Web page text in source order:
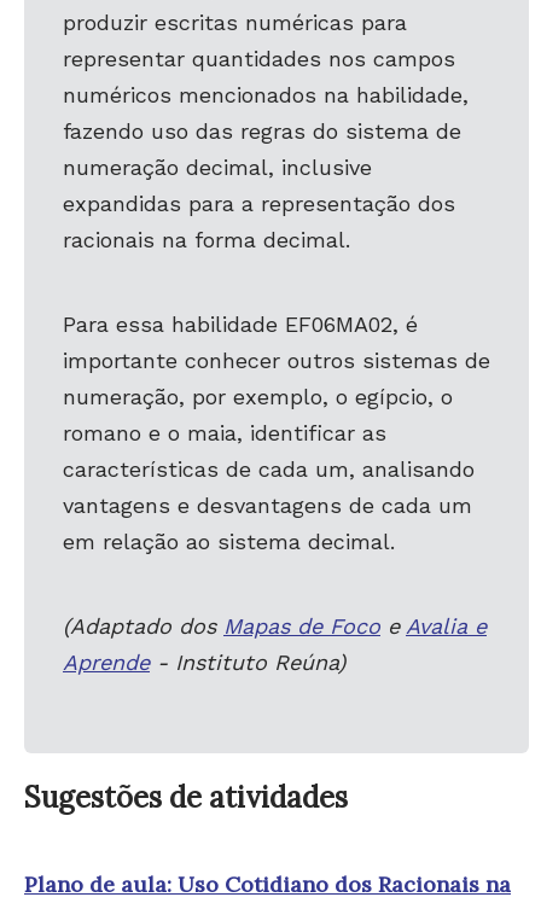
produzir escritas numéricas para
representar quantidades nos campos
numéricos mencionados na habilidade,
fazendo uso das regras do sistema de
numeração decimal, inclusive
expandidas para a representação dos
racionais na forma decimal.
Para essa habilidade EF06MA02, é
importante conhecer outros sistemas de
numeração, por exemplo, o egípcio, o
romano e o maia, identificar as
características de cada um, analisando
vantagens e desvantagens de cada um
em relação ao sistema decimal.
(Adaptado dos Mapas de Foco e Avalia e
Aprende- Instituto Reúna)
Sugestões de atividades
Plano de aula: Uso Cotidiano dos Racionais na